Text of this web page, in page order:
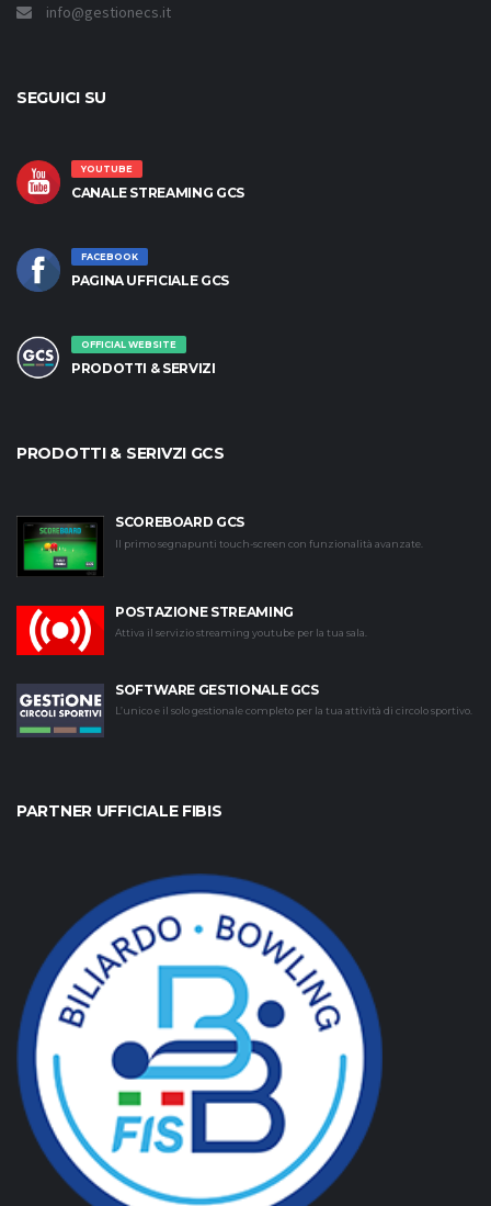
info@gestionecs.it
SEGUICI SU
YOUTUBE
CANALE STREAMING GCS
FACEBOOK
PAGINA UFFICIALE GCS
OFFICIAL WEBSITE
PRODOTTI & SERVIZI
PRODOTTI & SERIVZI GCS
SCOREBOARD GCS
Il primo segnapunti touch-screen con funzionalità avanzate.
POSTAZIONE STREAMING
Attiva il servizio streaming youtube per la tua sala.
SOFTWARE GESTIONALE GCS
L’unico e il solo gestionale completo per la tua attività di circolo sportivo.
PARTNER UFFICIALE FIBIS